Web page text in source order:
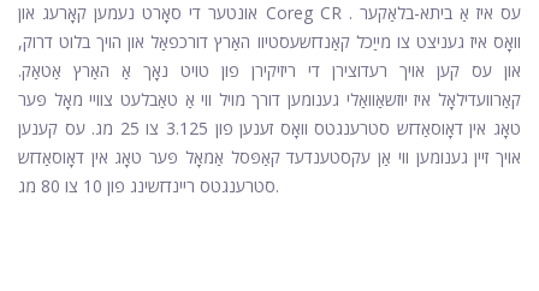
אונטער די סאָרט נעמען קאָרעג און Coreg CR . עס איז אַ ביתא-בלאַקער
וואָס איז געניצט צו מייַכל קאַנדזשעסטיוו האַרץ דורכפאַל און הויך בלוט דרוק,
און עס קען אויך רעדוצירן די ריזיקירן פון טויט נאָך אַ האַרץ אַטאַק.
קאַרוועדילאָל איז יוזשאַוואַלי גענומען דורך מויל ווי אַ טאַבלעט צוויי מאָל פּער
טאָג אין דאָוסאַדזש סטרענגטס וואָס זענען פון 3.125 צו 25 מג. עס קענען
אויך זיין גענומען ווי אַן עקסטענדעד קאַפּסל אַמאָל פּער טאָג אין דאָוסאַדזש
סטרענגטס ריינדזשינג פון 10 צו 80 מג.